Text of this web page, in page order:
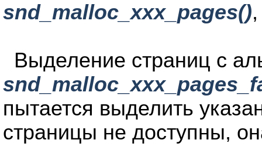
snd_malloc_xxx_pages()
Выделение страниц с
пытается выделить
страницы не доступны,